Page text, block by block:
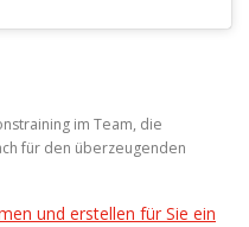
im Team, die
für den überzeugenden
und erstellen für Sie ein